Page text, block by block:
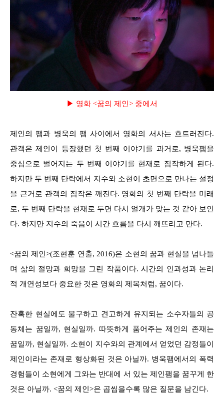
▶ 영화 <꿈의 제인> 중에서
제인의 팸과 병욱의 팸 사이에서 영화의 서사는 흐트러진다.
관객은 제인이 등장했던 첫 번째 이야기를 과거로, 병욱팸을
중심으로 벌어지는 두 번째 이야기를 현재로 짐작하게 된다.
하지만 두 번째 단락에서 지수와 소현이 초면으로 만나는 설정
을 근거로 관객의 짐작은 깨진다. 영화의 첫 번째 단락을 미래
로, 두 번째 단락을 현재로 두면 다시 얼개가 맞는 것 같아 보인
다. 하지만 지수의 죽음이 시간 흐름을 다시 깨뜨리고 만다.
<꿈의 제인>(조현훈 연출, 2016)은 소현의 꿈과 현실을 넘나들
며 삶의 절망과 희망을 그린 작품이다. 시간의 인과성과 논리
적 개연성보다 중요한 것은 영화의 제목처럼, 꿈이다.
잔혹한 현실에도 불구하고 견고하게 유지되는 소수자들의 공
동체는 꿈일까, 현실일까. 따뜻하게 품어주는 제인의 존재는
꿈일까, 현실일까. 소현이 지수와의 관계에서 얻었던 감정들이
제인이라는 존재로 형상화된 것은 아닐까. 병욱팸에서의 폭력
경험들이 소현에게 그와는 반대에 서 있는 제인팸을 꿈꾸게 한
것은 아닐까. <꿈의 제인>은 곱씹을수록 많은 질문을 남긴다.